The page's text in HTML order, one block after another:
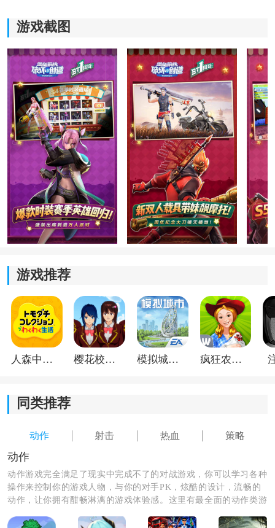
趣以及射击游戏的紧张和刺激。
2.多种综合和武器系统使您可以进行多种选择。总有一种
武器可以用来帮助您赢得最终胜利。
3.极富创造力的游戏玩法可以让您改变游戏的地形，并且
无需枪炮就可以自己制作游戏。
4.强调策略和可操作性。即时射击技能较差的玩家也可以
通过智慧和策略赢得最终胜利。
《堡垒前线》游戏亮点：
1.玩家可以使用手边的工具破坏或创建场景中的许多元
素，以探索场景中隐藏的各种可能性。
2.您可以建造一个防御性掩体来对付令人讨厌的对手，或
者将自己隐藏在掩体中以避免追逐。
游戏截图
游戏推荐
人森中文版 樱花校园模拟器1.048.00中文版 模拟城市我是巿长联机版 疯狂农场3美国派19
同类推荐
动作 射击 热血 策略
动作
动作游戏完全满足了现实中完成不了的对战游戏，你可以学习各种
操作来控制你的游戏人物，与你的对手PK，炫酷的设计，流畅的
动作，让你拥有酣畅淋漓的游戏体验感。这里有最全面的动作类游